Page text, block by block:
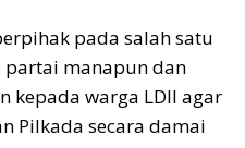
pada salah satu
partai manapun dan
kepada warga LDII agar
Pilkada secara damai